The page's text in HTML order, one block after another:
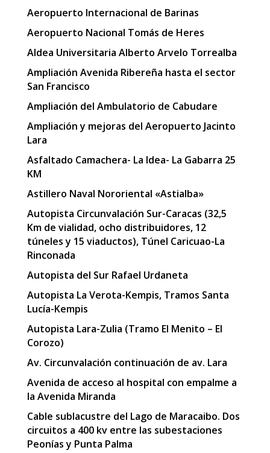
Aeropuerto Internacional de Barinas
Aeropuerto Nacional Tomás de Heres
Aldea Universitaria Alberto Arvelo Torrealba
Ampliación Avenida Ribereña hasta el sector
San Francisco
Ampliación del Ambulatorio de Cabudare
Ampliación y mejoras del Aeropuerto Jacinto
Lara
Asfaltado Camachera- La Idea- La Gabarra 25
KM
Astillero Naval Nororiental «Astialba»
Autopista Circunvalación Sur-Caracas (32,5
Km de vialidad, ocho distribuidores, 12
túneles y 15 viaductos), Túnel Caricuao-La
Rinconada
Autopista del Sur Rafael Urdaneta
Autopista La Verota-Kempis, Tramos Santa
Lucía-Kempis
Autopista Lara-Zulia (Tramo El Menito – El
Corozo)
Av. Circunvalación continuación de av. Lara
Avenida de acceso al hospital con empalme a
la Avenida Miranda
Cable sublacustre del Lago de Maracaibo. Dos
circuitos a 400 kv entre las subestaciones
Peonías y Punta Palma